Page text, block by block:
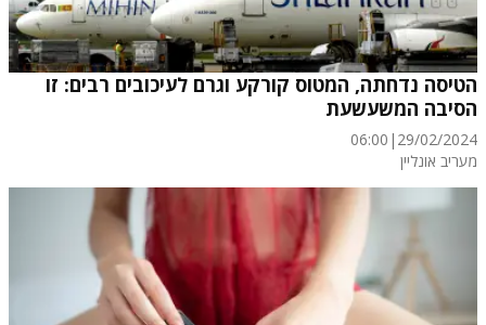
הטיסה נדחתה, המטוס קורקע וגרם לעיכובים רבים: זו
הסיבה המשעשעת
29/02/2024
|
06:00
מעריב אונליין